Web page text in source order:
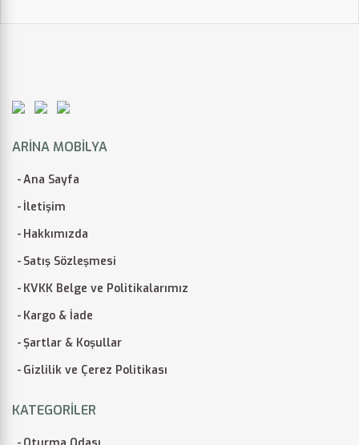
ARINA MOBILYA
Ana Sayfa
İletişim
Hakkımızda
Satış Sözleşmesi
KVKK Belge ve Politikalarımız
Kargo & İade
Şartlar & Koşullar
Gizlilik ve Çerez Politikası
KATEGORILER